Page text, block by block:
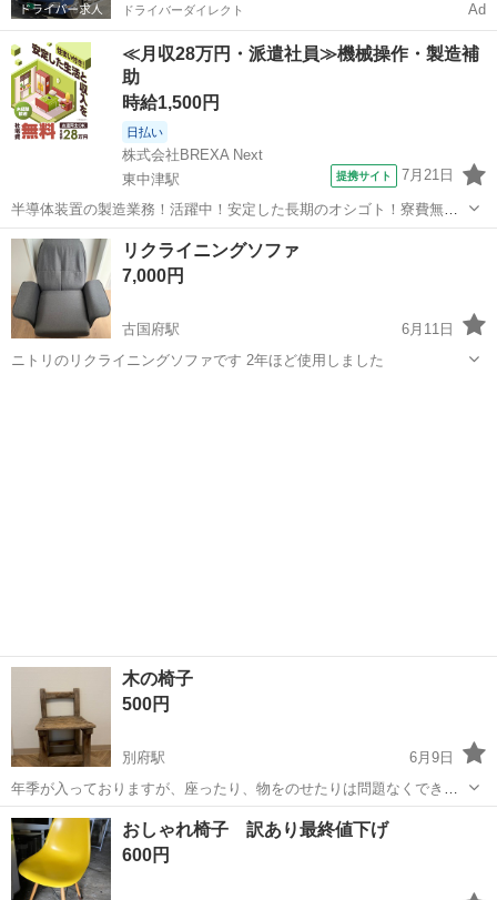
ドライバーダイレクト Ad
≪月収28万円・派遣社員≫機械操作・製造補
助
時給1,500円
日払い
株式会社BREXA Next
東中津駅
提携サイト 7月21日
半導体装置の製造業務！活躍中！安定した長期のオシゴト！寮費無料
★赴任旅費会社負担◎20代～40代の男性活躍中★未経験活躍中！高時
給1,500円！《大分県中津市》 人気の工場のお仕事 ◇半導体装置内部
のシート製造◇ ＊クリー...
大分 中津市 東中津駅 その他
リクライニングソファ
7,000円
古国府駅
6月11日
ニトリのリクライニングソファです 2年ほど使用しました
木の椅子
500円
別府駅
6月9日
年季が入っておりますが、座ったり、物をのせたりは問題なくできま
す。
大分 別府市 別府駅 椅子
おしゃれ椅子 訳あり最終値下げ
600円